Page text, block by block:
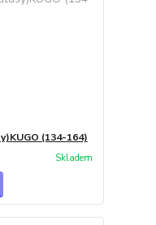
(134-164)
Skladem